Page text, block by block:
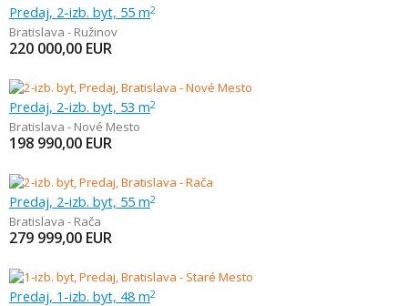
Predaj, 2-izb. byt, 55 m2
Bratislava - Ružinov
220 000,00 EUR
Predaj, 2-izb. byt, 53 m2
Bratislava - Nové Mesto
198 990,00 EUR
Predaj, 2-izb. byt, 55 m2
Bratislava - Rača
279 999,00 EUR
Predaj, 1-izb. byt, 48 m2